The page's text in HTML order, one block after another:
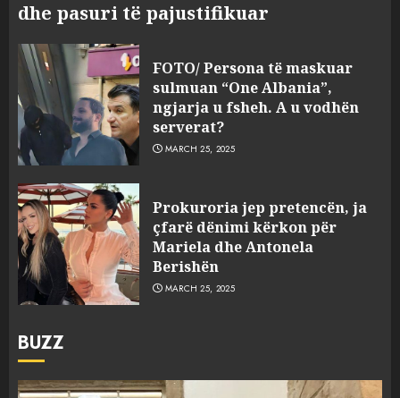
dhe pasuri të pajustifikuar
FOTO/ Persona të maskuar
sulmuan “One Albania”,
ngjarja u fsheh. A u vodhën
serverat?
MARCH 25, 2025
Prokuroria jep pretencën, ja
çfarë dënimi kërkon për
Mariela dhe Antonela
Berishën
MARCH 25, 2025
BUZZ